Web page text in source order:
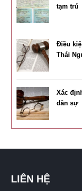
tạm trú
Điều
Thái
Xác
dân sự
LIÊN HỆ